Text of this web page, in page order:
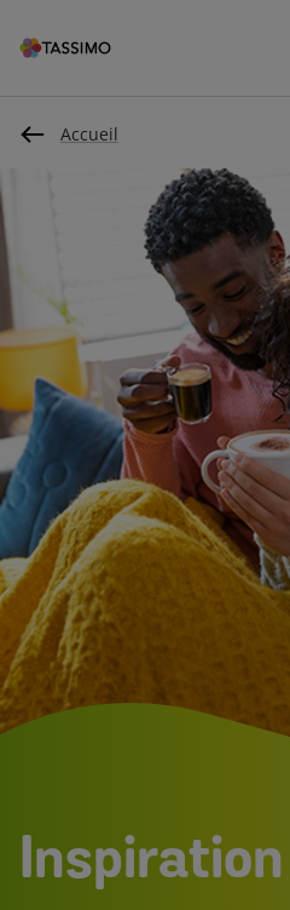
Accueil
Inspiration